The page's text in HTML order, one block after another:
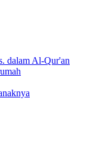
dalam Al-Qur'an